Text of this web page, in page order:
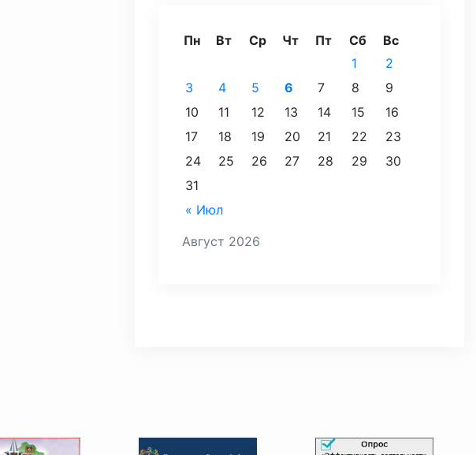
Август 2026
Пн Вт Ср Чт Пт Сб Вс
« Июл
1
2
3
4 5 6 7 8
9
10
11 12 13 14 15
16
17
18 19 20 21 22
23
24
25 26 27 28 29
30
31